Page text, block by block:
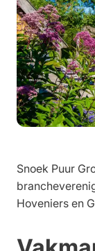
Snoek Puur
Hoveniers en